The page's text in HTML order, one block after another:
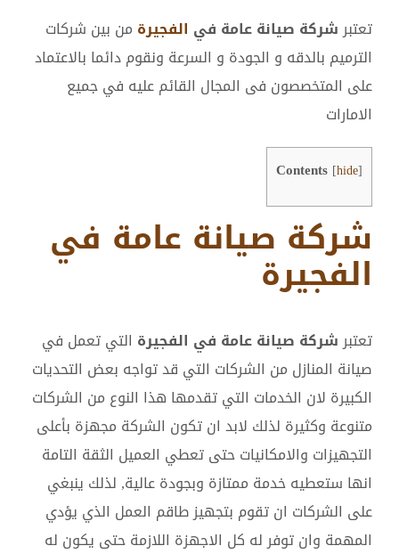
تعتبرشركة صيانة عامة في الفجيرة من بين شركات
الترميم بالدقه و الجودة و السرعة ونقوم دائما بالاعتماد
على المتخصصون فى المجال القائم عليه في جميع
الامارات
Contents [hide]
شركة صيانة عامة في
الفجيرة
تعتبرشركة صيانة عامة في الفجيرة التي تعمل في
صيانة المنازل من الشركات التي قد تواجه بعض التحديات
الكبيرة لان الخدمات التي تقدمها هذا النوع من الشركات
متنوعة وكثيرة لذلك لابد ان تكون الشركة مجهزة بأعلى
التجهيزات والامكانيات حتى تعطي العميل الثقة التامة
انها ستعطيه خدمة ممتازة وبجودة عالية, لذلك ينبغي
على الشركات ان تقوم بتجهيز طاقم العمل الذي يؤدي
المهمة وان توفر له كل الاجهزة اللازمة حتى يكون له